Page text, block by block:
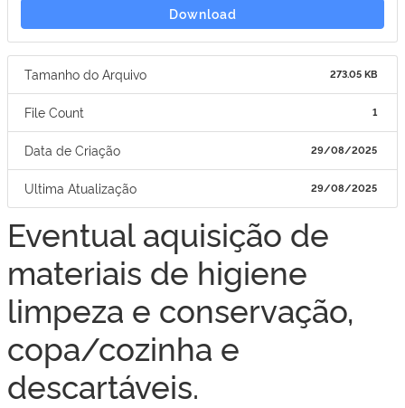
Download
Tamanho do Arquivo 273.05 KB
File Count 1
Data de Criação 29/08/2025
Ultima Atualização 29/08/2025
Eventual aquisição de
materiais de higiene
limpeza e conservação,
copa/cozinha e
descartáveis.